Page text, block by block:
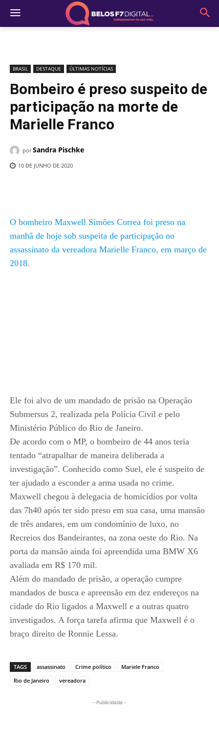
BRASIL DESTAQUE ÚLTIMAS NOTÍCIAS
Bombeiro é preso suspeito de
participação na morte de
Marielle Franco
por Sandra Pischke
10 DE JUNHO DE 2020
O bombeiro Maxwell Simões Correa foi preso na
manhã de hoje sob suspeita de participação no
assassinato da vereadora Marielle Franco, em março de
2018.
Ele foi alvo de um mandado de prisão na Operação
Submersus 2, realizada pela Polícia Civil e pelo
Ministério Público do Rio de Janeiro.
De acordo com o MP, o bombeiro de 44 anos teria
tentado “atrapalhar de maneira deliberada a
investigação”. Conhecido como Suel, ele é suspeito de
ter ajudado a esconder a arma usada no crime.
Maxwell chegou à delegacia de homicídios por volta
das 7h40 após ter sido preso em sua casa, uma mansão
de três andares, em um condomínio de luxo, no
Recreios dos Bandeirantes, na zona oeste do Rio. Na
porta da mansão ainda foi apreendida uma BMW X6
avaliada em R$ 170 mil.
Além do mandado de prisão, a operação cumpre
mandados de busca e apreensão em dez endereços na
cidade do Rio ligados a Maxwell e a outras quatro
investigados. A força tarefa afirma que Maxwell é o
braço direito de Ronnie Lessa.
TAGS assassinato Crime político
Mariele Franco
Rio de Janeiro
vereadora
- Publicidade -